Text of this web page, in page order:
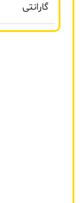
گارانتی